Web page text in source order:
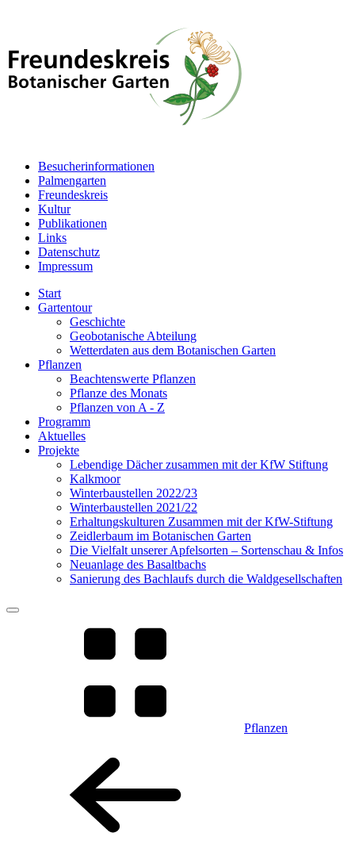
Besucherinformationen
Palmengarten
Freundeskreis
Kultur
Publikationen
Links
Datenschutz
Impressum
Start
Gartentour
Geschichte
Geobotanische Abteilung
Wetterdaten aus dem Botanischen Garten
Pflanzen
Beachtenswerte Pflanzen
Pflanze des Monats
Pflanzen von A - Z
Programm
Aktuelles
Projekte
Lebendige Dächer zusammen mit der KfW Stiftung
Kalkmoor
Winterbaustellen 2022/23
Winterbaustellen 2021/22
Erhaltungskulturen Zusammen mit der KfW-Stiftung
Zeidlerbaum im Botanischen Garten
Die Vielfalt unserer Apfelsorten – Sortenschau & Infos
Neuanlage des Basaltbachs
Sanierung des Bachlaufs durch die Waldgesellschaften
Pflanzen